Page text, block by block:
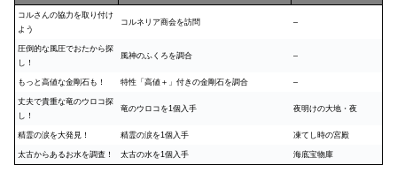
コルさんの協力を取り付け
よう
コルネリア商会を訪問 –
圧倒的な風圧でおたから探
し！
風神のふくろを調合 –
もっと高値な金剛石も！ 特性「高値＋」付きの金剛石を調合 –
丈夫で貴重な竜のウロコ探
し！
竜のウロコを1個入手 夜明けの大地・夜
精霊の涙を大発見！ 精霊の涙を1個入手 凍てし時の宮殿
太古からあるお水を調査！ 太古の水を1個入手 海底宝物庫